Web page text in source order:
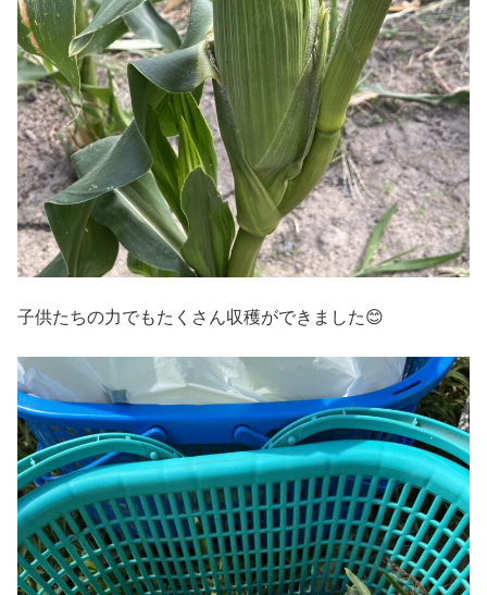
子供たちの力でもたくさん収穫ができました😊